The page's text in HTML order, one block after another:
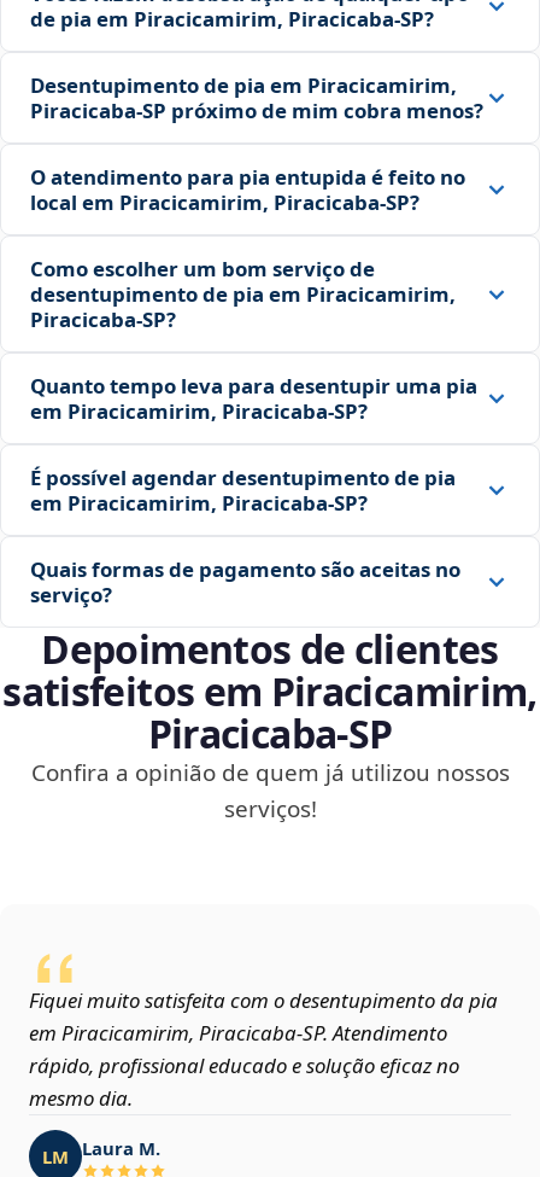
de pia em Piracicamirim, Piracicaba‑SP?
Desentupimento de pia em Piracicamirim,
Piracicaba‑SP próximo de mim cobra menos?
O atendimento para pia entupida é feito no
local em Piracicamirim, Piracicaba‑SP?
Como escolher um bom serviço de
desentupimento de pia em Piracicamirim,
Piracicaba‑SP?
Quanto tempo leva para desentupir uma pia
em Piracicamirim, Piracicaba‑SP?
É possível agendar desentupimento de pia
em Piracicamirim, Piracicaba‑SP?
Quais formas de pagamento são aceitas no
serviço?
Depoimentos de clientes
satisfeitos em Piracicamirim,
Piracicaba‑SP
Confira a opinião de quem já utilizou nossos
serviços!
Fiquei muito satisfeita com o desentupimento da pia
em Piracicamirim, Piracicaba‑SP. Atendimento
rápido, profissional educado e solução eficaz no
mesmo dia.
LM Laura M.